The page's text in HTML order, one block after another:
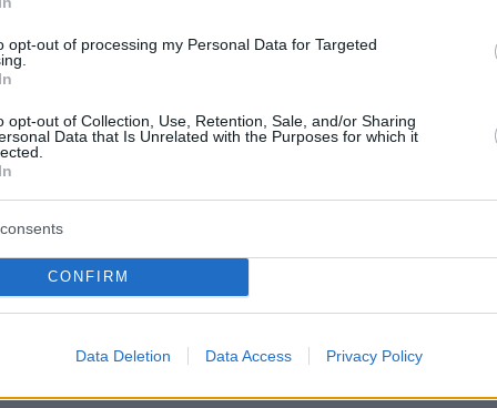
opt-out of processing my Personal Data for Targeted
opt-out of Collection, Use, Retention, Sale, and/or Sharing
Data that Is Unrelated with the Purposes for which it
CONFIRM
Data Deletion Data Access Privacy Policy
τα μέλη της Πολιτικής Γραμματείας ο κ.
ότι η ψήφιση του νομοσχεδίου για
για εμάς είναι αυτονόητη, σε συνέχεια
που προανήγγειλε στη χθεσινή
σύντροφο της Γεωργίας: Ήταν πατέρας ενός